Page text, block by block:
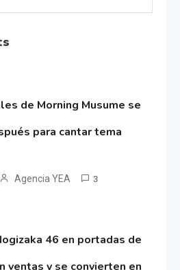
de Morning Musume se
para cantar tema
Agencia YEA 3
46 en portadas de
ventas y se convierten en